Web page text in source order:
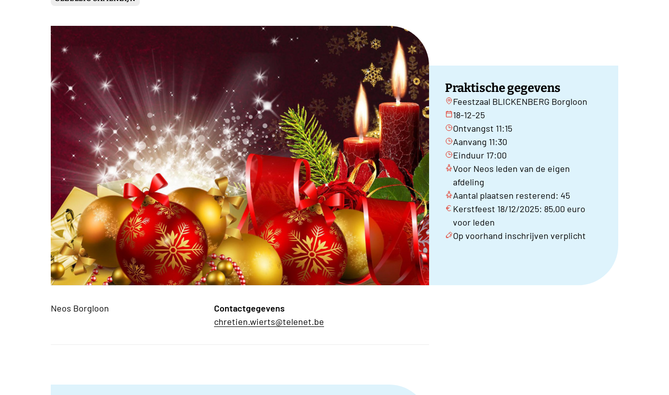
Praktische gegevens
Feestzaal BLICKENBERG Borgloon
18-12-25
Ontvangst 11:15
Aanvang 11:30
Einduur 17:00
Voor Neos leden van de eigen
afdeling
Aantal plaatsen resterend: 45
Kerstfeest 18/12/2025: 85,00 euro
voor leden
Op voorhand inschrijven verplicht
Neos Borgloon
Contactgegevens
chretien.wierts@telenet.be